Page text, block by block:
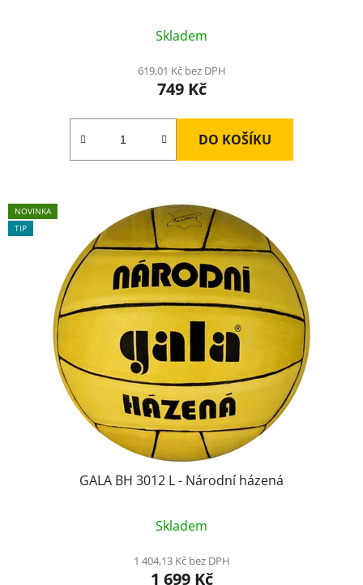
Skladem
619,01 Kč bez DPH
749 Kč
DO KOŠÍKU
NOVINKA
TIP
GALA BH 3012 L - Národní házená
hodnocení
produktu
je
Skladem
1 404,13 Kč bez DPH
1 699 Kč